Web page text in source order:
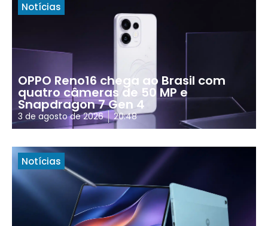
Notícias
OPPO Reno16 chega ao Brasil com
quatro câmeras de 50 MP e
Snapdragon 7 Gen 4
3 de agosto de 2026 20:48
Notícias